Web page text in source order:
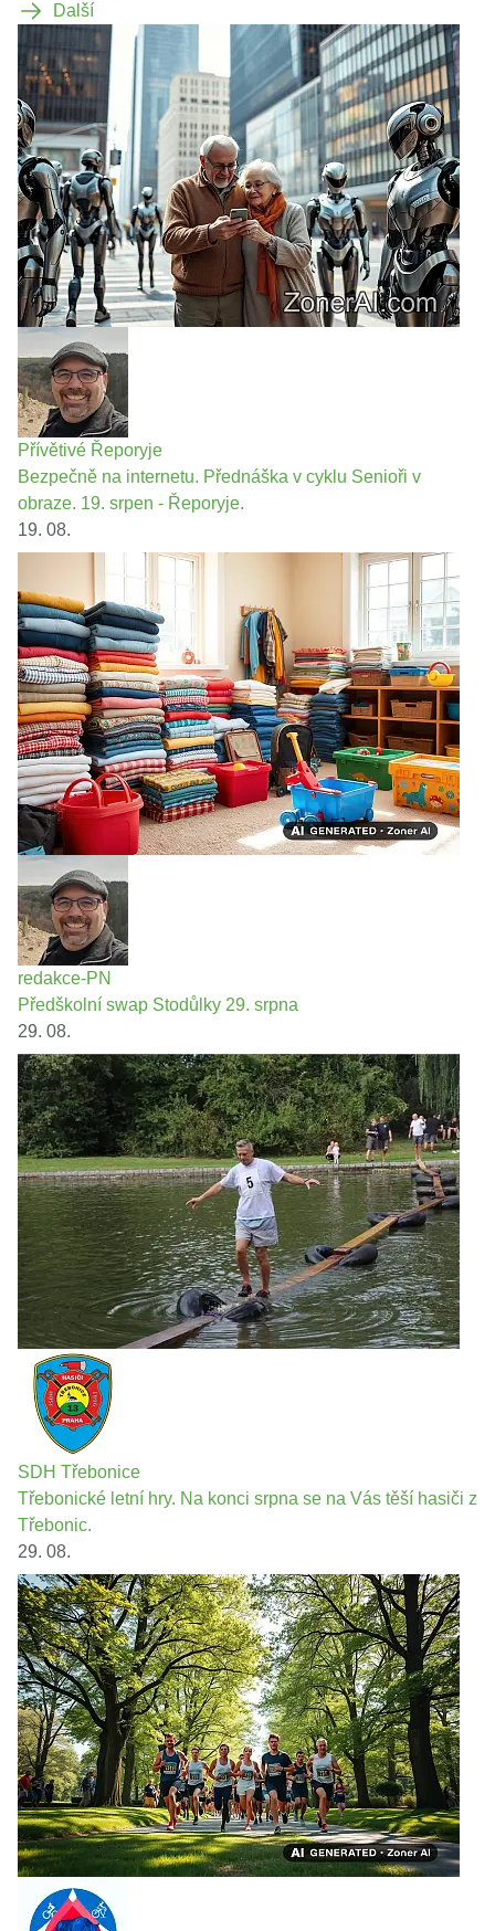
Další
Přívětivé Řeporyje
Bezpečně na internetu. Přednáška v cyklu Senioři v
obraze. 19. srpen - Řeporyje.
19. 08.
redakce-PN
Předškolní swap Stodůlky 29. srpna
29. 08.
SDH Třebonice
Třebonické letní hry. Na konci srpna se na Vás těší hasiči z
Třebonic.
29. 08.